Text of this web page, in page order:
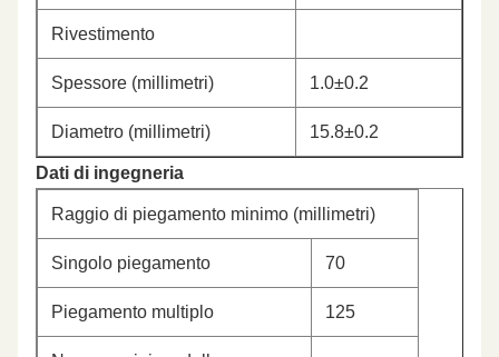
Rivestimento
Spessore (millimetri) 1.0±0.2
Diametro (millimetri) 15.8±0.2
Dati di ingegneria
Raggio di piegamento minimo (millimetri)
Singolo piegamento 70
Piegamento multiplo 125